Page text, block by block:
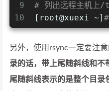
9
10
# 列出远程主机上/
[root@xuexi ~]
另外，使用rsync一定要注
录的话，带上尾随斜线和不
尾随斜线表示的是整个目录